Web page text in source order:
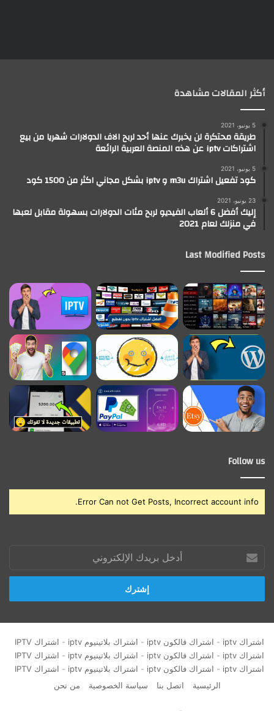
أكثر المقالات مشاهدة
5 يونيو، 2021
طريقة محتكرة لن يخبرك عنها أحد لربح الاف الدولارات شهريا من بيع
اشتراكات iptv عن هذه المنصة العربية الرائعة
5 يونيو، 2021
كود تفعيل اشتراك m3u و iptv بشكل مجاني اكثر من 1500 كود
23 يونيو، 2021
إليك أفضل 6 ألعاب الفيديو لربح مئات الدولارات بسهولة مقابل لعبها
في منزلك لعام 2021
Last Modified Posts
Follow us
Error Can not Get Posts, Incorrect account info.
بريدك
الإلكتروني
اشتراك iptv - اشتراك فالكون iptv - اشتراك بلاتينيوم iptv - اشتراك IPTV
اشتراك iptv
- اشتراك فالكون iptv - اشتراك بلاتينيوم iptv - اشتراك IPTV
اشتراك iptv
- اشتراك فالكون iptv - اشتراك بلاتينيوم iptv - اشتراك IPTV
الرئيسية
اتصل بنا سياسة الخصوصية من نحن